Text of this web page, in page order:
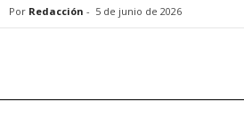
Por Redacción - 5 de junio de 2026